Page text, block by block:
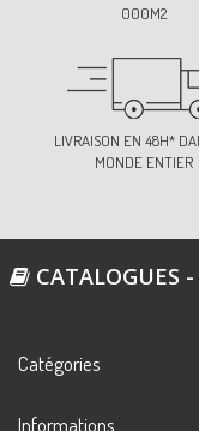
000M2
LIVRAISON EN 48H*
MONDE ENTIER
CATALOGUES
Catégories
Informations